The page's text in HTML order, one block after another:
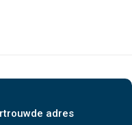
adres